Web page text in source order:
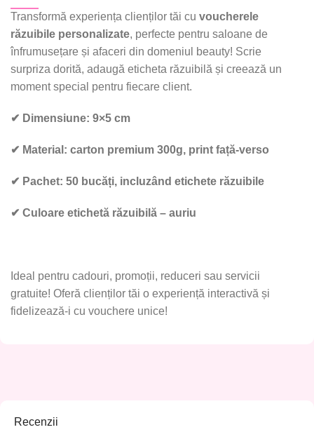
Transformă experiența clienților tăi cu voucherele
răzuibile personalizate, perfecte pentru saloane de
înfrumusețare și afaceri din domeniul beauty! Scrie
surpriza dorită, adaugă eticheta răzuibilă și creează un
moment special pentru fiecare client.
✔ Dimensiune: 9×5 cm
✔ Material: carton premium 300g, print față-verso
✔ Pachet: 50 bucăți, incluzând etichete răzuibile
✔ Culoare etichetă răzuibilă – auriu
Ideal pentru cadouri, promoții, reduceri sau servicii
gratuite! Oferă clienților tăi o experiență interactivă și
fidelizează-i cu vouchere unice!
Recenzii